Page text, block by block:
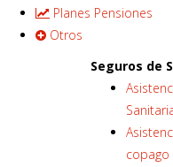
Planes Pensiones
Otros
Seguros de